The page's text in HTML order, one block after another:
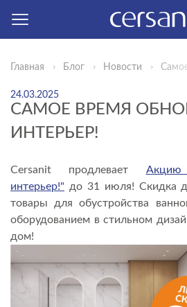
Главная Блог Новости
24.03.2025
САМОЕ ВРЕМЯ
ИНТЕРЬЕР!
Cersanit продлевает
интерьер!" до 31 июля! Скидка
товары для обустройства
оборудованием в стильном
дом!